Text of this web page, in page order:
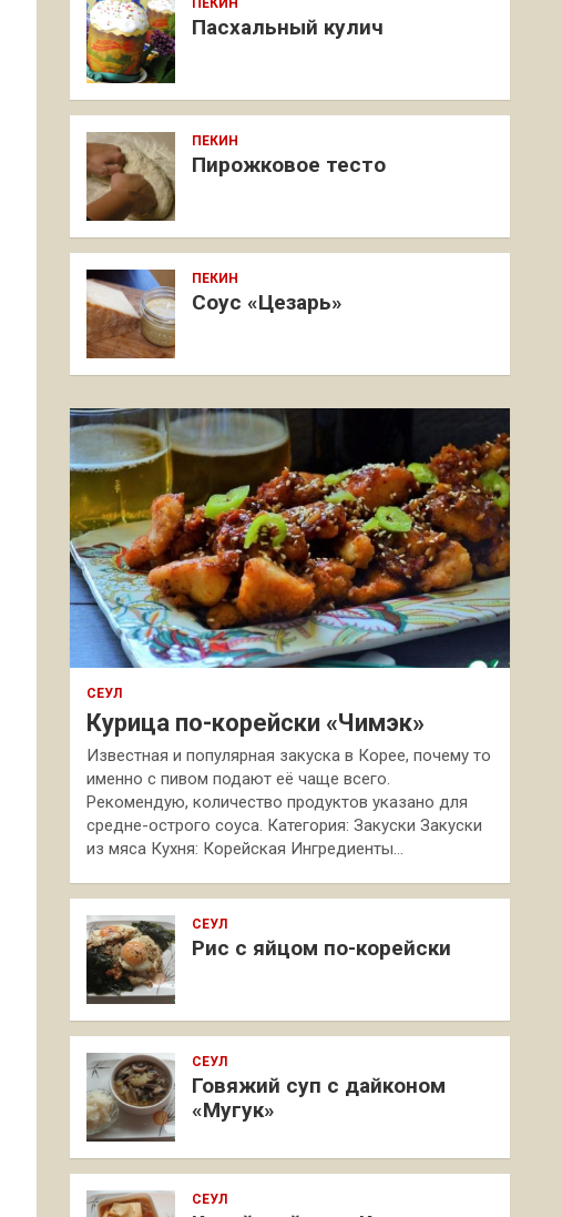
ПЕКИН
Пасхальный кулич
ПЕКИН
Пирожковое тесто
ПЕКИН
Соус «Цезарь»
СЕУЛ
Курица по-корейски «Чимэк»
Известная и популярная закуска в Корее, почему то
именно с пивом подают её чаще всего.
Рекомендую, количество продуктов указано для
средне-острого соуса. Категория: Закуски Закуски
из мяса Кухня: Корейская Ингредиенты…
СЕУЛ
Рис с яйцом по-корейски
СЕУЛ
Говяжий суп с дайконом
«Мугук»
СЕУЛ